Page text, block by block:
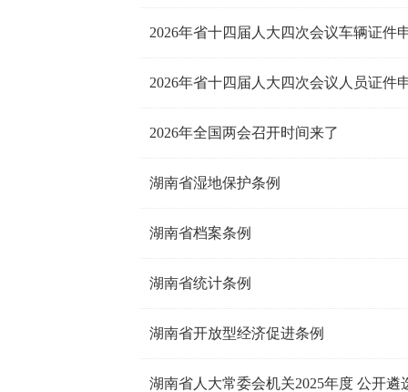
2026年省十四届人大四次会议车辆证件
2026年省十四届人大四次会议人员证件
2026年全国两会召开时间来了
湖南省湿地保护条例
湖南省档案条例
湖南省统计条例
湖南省开放型经济促进条例
湖南省人大常委会机关2025年度 公开